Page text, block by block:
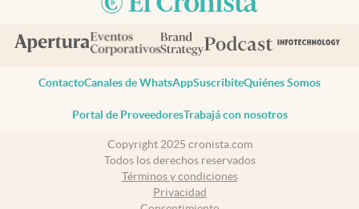
ContactoCanales de WhatsAppSuscribiteQuiénes Somos
Portal de ProveedoresTrabajá con nosotros
Copyright 2025 cronista.com
Todos los derechos reservados
Términos y condiciones
Privacidad